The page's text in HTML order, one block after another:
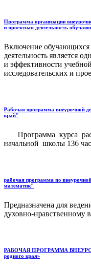
Программа организации
и проектная деятельность
Включение обучающихся
деятельность является
и эффективности
исследовательских и
Рабочая программа внеурочной
край"
Программа курса
начальной школы 136
рабочая программа по
математик"
Предназначена для
духовно-нравственному
РАБОЧАЯ ПРОГРАММА
родного края»